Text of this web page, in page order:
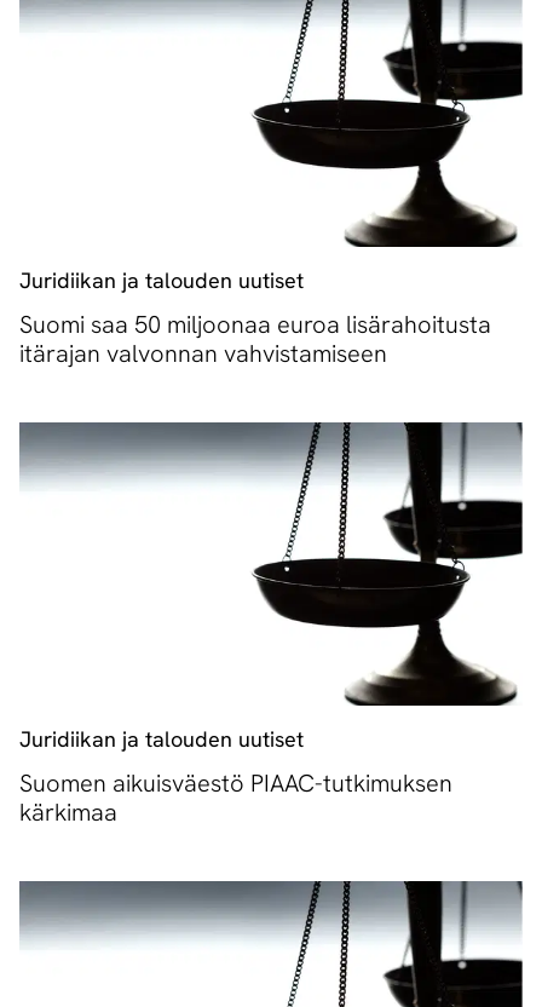
Juridiikan ja talouden uutiset
Suomi saa 50 miljoonaa euroa lisärahoitusta
itärajan valvonnan vahvistamiseen
Juridiikan ja talouden uutiset
Suomen aikuisväestö PIAAC-tutkimuksen
kärkimaa